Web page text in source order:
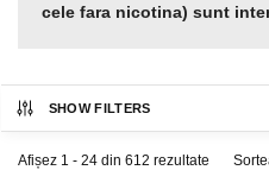
cele fara nicotina) sunt
SHOW FILTERS
Afișez 1 - 24 din 612 rezultate